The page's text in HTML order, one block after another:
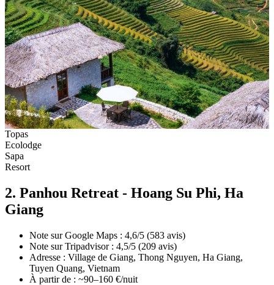
Topas
Ecolodge
Sapa
Resort
2. Panhou Retreat - Hoang Su Phi, Ha
Giang
Note sur Google Maps : 4,6/5 (583 avis)
Note sur Tripadvisor : 4,5/5 (209 avis)
Adresse : Village de Giang, Thong Nguyen, Ha Giang,
Tuyen Quang, Vietnam
À partir de : ~90–160 €/nuit